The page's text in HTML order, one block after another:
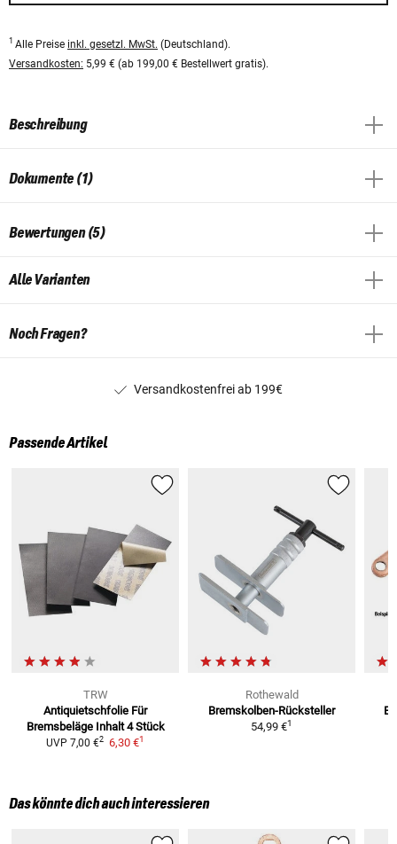
1 Alle Preise inkl. gesetzl. MwSt. (Deutschland).
Versandkosten: 5,99 € (ab 199,00 € Bestellwert gratis).
Beschreibung
Dokumente (1)
Bewertungen (5)
Alle Varianten
Noch Fragen?
Versandkostenfrei ab 199€
Passende Artikel
TRW
Antiquietschfolie Für
Bremsbeläge Inhalt 4 Stück
UVP 7,00 €2 6,30 €1
Rothewald
Bremskolben-Rücksteller
54,99 €1
Das könnte dich auch interessieren